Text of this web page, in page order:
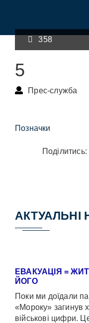
358
5
Прес-служба
Позначки
Поділитись:
АКТУАЛЬНІ
ЕВАКУАЦІЯ =
ЙОГО
Поки ми доїдали
«Мороку» загинув
військові цифри.